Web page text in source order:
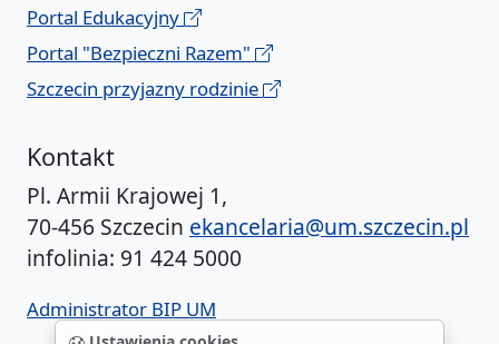
Portal Edukacyjny
Portal "Bezpieczni Razem"
Szczecin przyjazny rodzinie
Kontakt
Pl. Armii Krajowej 1,
70-456 Szczecin ekancelaria@um.szczecin.pl
infolinia: 91 424 5000
Administrator BIP UM